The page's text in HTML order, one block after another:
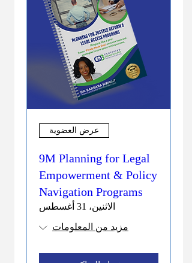
عرض العضوية
9M Planning for Legal
Empowerment & Policy
Navigation Programs
الاثنين، 31 أغسطس
مزيد من المعلومات